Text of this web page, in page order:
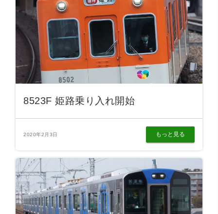
8523F 姫路乗り入れ開始
2020年2月3日 もっと見る